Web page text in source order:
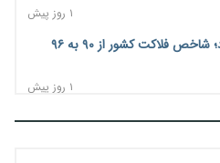
۱ روز پیش
فشار اقتصادی در مسیر صعود؛ شاخص فلاکت کشور از ۹۰ به ۹۶
۱ روز پیش
خرید اعتباری؛ فین‌تک‌ها وارد میدان